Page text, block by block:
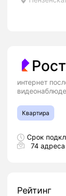
интернет
Квартира
Срок
74 адреса
Рейтинг